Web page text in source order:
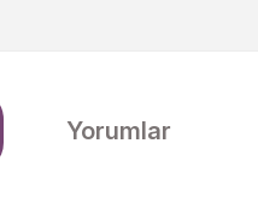
Yorumlar